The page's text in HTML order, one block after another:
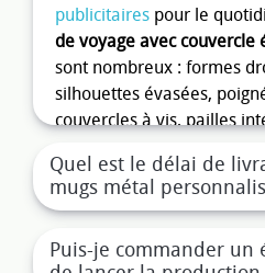
publicitaires pour le
de voyage avec couvercle
sont nombreux : formes
silhouettes évasées,
couvercles à vis, pailles
pour s’adapter à tous les
expresso à la gourde
se distingue par sonlook
professionnel, ce qui en
Quel est le délai de
mugs métal
Puis-je commander un